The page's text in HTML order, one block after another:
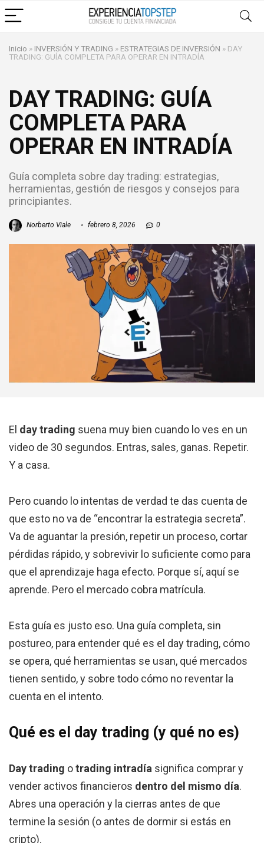
Inicio » INVERSIÓN Y TRADING » ESTRATEGIAS DE INVERSIÓN » DAY
TRADING: GUÍA COMPLETA PARA OPERAR EN INTRADÍA
DAY TRADING: GUÍA
COMPLETA PARA
OPERAR EN INTRADÍA
Guía completa sobre day trading: estrategias,
herramientas, gestión de riesgos y consejos para
principiantes.
Norberto Viale febrero 8, 2026 0
El day trading suena muy bien cuando lo ves en un
video de 30 segundos. Entras, sales, ganas. Repetir.
Y a casa.
Pero cuando lo intentas de verdad te das cuenta de
que esto no va de “encontrar la estrategia secreta”.
Va de aguantar la presión, repetir un proceso, cortar
pérdidas rápido, y sobrevivir lo suficiente como para
que el aprendizaje haga efecto. Porque sí, aquí se
aprende. Pero el mercado cobra matrícula.
Esta guía es justo eso. Una guía completa, sin
postureo, para entender qué es el day trading, cómo
se opera, qué herramientas se usan, qué mercados
tienen sentido, y sobre todo cómo no reventar la
cuenta en el intento.
Qué es el day trading (y qué no es)
Day trading otrading intradía significa comprar y
vender activos financieros dentro del mismo día.
Abres una operación y la cierras antes de que
termine la sesión (o antes de dormir si estás en
cripto).